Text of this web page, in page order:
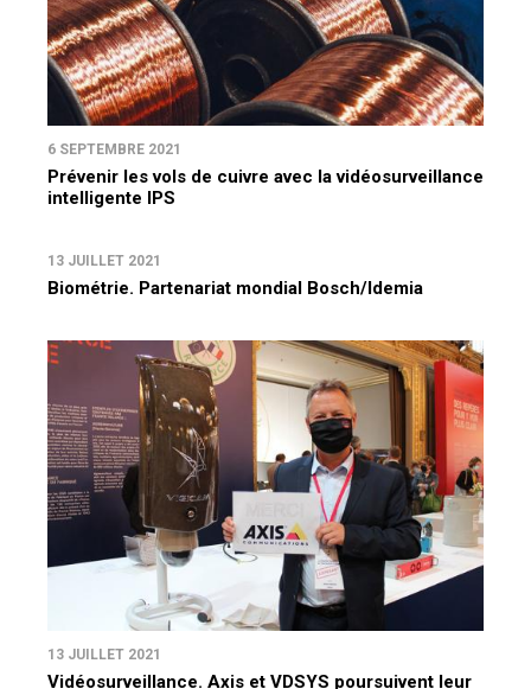
6 SEPTEMBRE 2021
Prévenir les vols de cuivre avec la vidéosurveillance
intelligente IPS
13 JUILLET 2021
Biométrie. Partenariat mondial Bosch/Idemia
13 JUILLET 2021
Vidéosurveillance. Axis et VDSYS poursuivent leur